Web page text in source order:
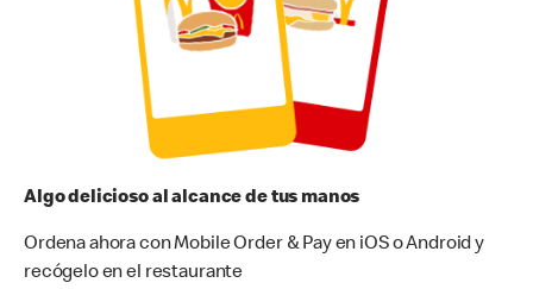
Algo delicioso al alcance de tus manos
Ordena ahora con Mobile Order & Pay en iOS o Android y
recógelo en el restaurante